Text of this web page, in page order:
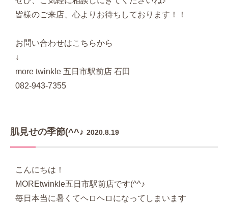
皆様のご来店、心よりお待ちしております！！
お問い合わせはこちらから
↓
more twinkle 五日市駅前店 石田
082-943-7355
肌見せの季節(^^♪ 2020.8.19
こんにちは！
MOREtwinkle五日市駅前店です(^^♪
毎日本当に暑くてヘロヘロになってしまいます